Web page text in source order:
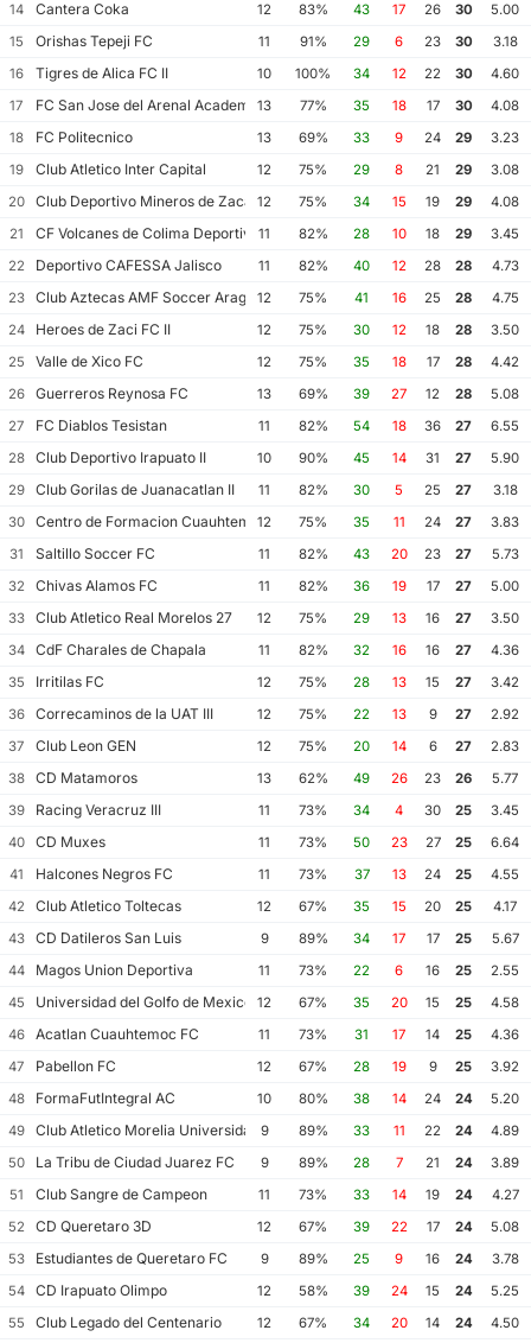
14 Cantera Coka 12 83% 43 17 26 30
5.00
15
Orishas Tepeji FC 11 91% 29 6 23 30
3.18
16
Tigres de Alica FC II 10 100% 34 12 22 30
4.60
17
FC San Jose del Arenal Academia America Leyendas
13 77% 35 18 17 30
4.08
18
FC Politecnico 13 69% 33 9 24 29
3.23
19
Club Atletico Inter Capital 12 75% 29 8 21 29
3.08
20
Club Deportivo Mineros de Zacatecas II
12 75% 34 15 19 29
4.08
21
CF Volcanes de Colima Deportivo Tala
11 82% 28 10 18 29
3.45
22
Deportivo CAFESSA Jalisco 11 82% 40 12 28 28
4.73
23
Club Aztecas AMF Soccer Aragon12 75% 41 16 25 28
4.75
24
Heroes de Zaci FC II 12 75% 30 12 18 28
3.50
25
Valle de Xico FC 12 75% 35 18 17 28
4.42
26
Guerreros Reynosa FC 13 69% 39 27 12 28
5.08
27
FC Diablos Tesistan 11 82% 54 18 36 27
6.55
28
Club Deportivo Irapuato II 10 90% 45 14 31 27
5.90
29
Club Gorilas de Juanacatlan II 11 82% 30 5 25 27
3.18
30
Centro de Formacion Cuauhtemoc Blanco
12 75% 35 11 24 27
3.83
31
Saltillo Soccer FC 11 82% 43 20 23 27
5.73
32
Chivas Alamos FC 11 82% 36 19 17 27
5.00
33
Club Atletico Real Morelos 27 12 75% 29 13 16 27
3.50
34
CdF Charales de Chapala 11 82% 32 16 16 27
4.36
35
Irritilas FC 12 75% 28 13 15 27
3.42
36
Correcaminos de la UAT III 12 75% 22 13 9 27
2.92
37
Club Leon GEN 12 75% 20 14 6 27
2.83
38
CD Matamoros 13 62% 49 26 23 26
5.77
39
Racing Veracruz III 11 73% 34 4 30 25
3.45
40
CD Muxes 11 73% 50 23 27 25
6.64
41
Halcones Negros FC 11 73% 37 13 24 25
4.55
42
Club Atletico Toltecas 12 67% 35 15 20 25
4.17
43
CD Datileros San Luis 9 89% 34 17 17 25
5.67
44
Magos Union Deportiva 11 73% 22 6 16 25
2.55
45
Universidad del Golfo de Mexico FC
12 67% 35 20 15 25
4.58
46
Acatlan Cuauhtemoc FC 11 73% 31 17 14 25
4.36
47
Pabellon FC 12 67% 28 19 9 25
3.92
48
FormaFutIntegral AC 10 80% 38 14 24 24
5.20
49
Club Atletico Morelia Universidad Michoacana
9 89% 33 11 22 24
4.89
50
La Tribu de Ciudad Juarez FC 9 89% 28 7 21 24
3.89
51
Club Sangre de Campeon 11 73% 33 14 19 24
4.27
52
CD Queretaro 3D 12 67% 39 22 17 24
5.08
53
Estudiantes de Queretaro FC 9 89% 25 9 16 24
3.78
54
CD Irapuato Olimpo 12 58% 39 24 15 24
5.25
55
Club Legado del Centenario 12 67% 34 20 14 24
4.50